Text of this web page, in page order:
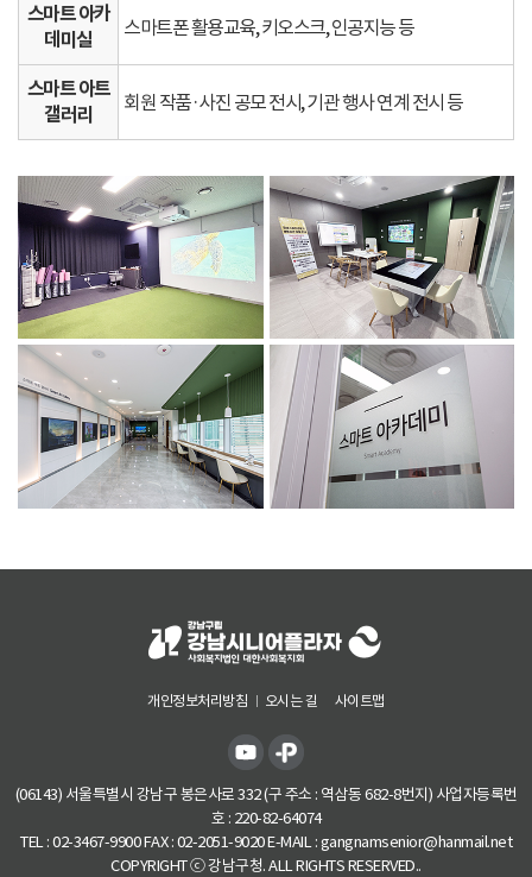
스마트 아카
데미실
스마트폰 활용교육, 키오스크, 인공지능 등
스마트 아트
갤러리
회원 작품·사진 공모 전시, 기관 행사 연계 전시 등
개인정보처리방침 오시는 길 사이트맵
(06143) 서울특별시 강남구 봉은사로 332 (구 주소 : 역삼동 682-8번지) 사업자등록번
호 : 220-82-64074
TEL : 02-3467-9900 FAX : 02-2051-9020 E-MAIL : gangnamsenior@hanmail.net
COPYRIGHT ⓒ 강남구청. ALL RIGHTS RESERVED..